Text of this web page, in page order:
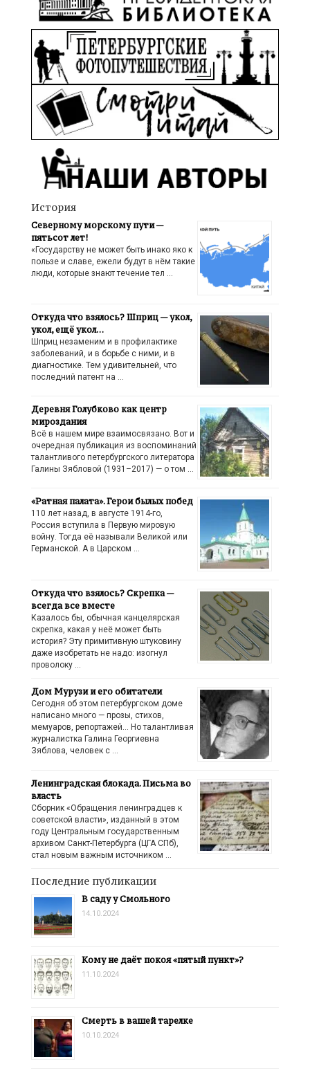
История
Северному морскому пути —
пятьсот лет!
«Государству не может быть инако яко к
пользе и славе, ежели будут в нём такие
люди, которые знают течение тел …
Откуда что взялось? Шприц — укол,
укол, ещё укол…
Шприц незаменим и в профилактике
заболеваний, и в борьбе с ними, и в
диагностике. Тем удивительней, что
последний патент на …
Деревня Голубково как центр
мироздания
Всё в нашем мире взаимосвязано. Вот и
очередная публикация из воспоминаний
талантливого петербургского литератора
Галины Зябловой (1931–2017) — о том …
«Ратная палата». Герои былых побед
110 лет назад, в августе 1914-го,
Россия вступила в Первую мировую
войну. Тогда её называли Великой или
Германской. А в Царском …
Откуда что взялось? Скрепка —
всегда все вместе
Казалось бы, обычная канцелярская
скрепка, какая у неё может быть
история? Эту примитивную штуковину
даже изобретать не надо: изогнул
проволоку …
Дом Мурузи и его обитатели
Сегодня об этом петербургском доме
написано много — прозы, стихов,
мемуаров, репортажей… Но талантливая
журналистка Галина Георгиевна
Зяблова, человек с …
Ленинградская блокада. Письма во
власть
Сборник «Обращения ленинградцев к
советской власти», изданный в этом
году Центральным государственным
архивом Санкт-Петербурга (ЦГА СПб),
стал новым важным источником …
Последние публикации
В саду у Смольного
14.10.2024
Кому не даёт покоя «пятый пункт»?
11.10.2024
Смерть в вашей тарелке
10.10.2024